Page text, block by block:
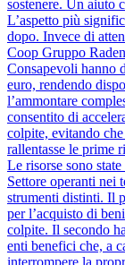
sostenere. Un aiuto
L’aspetto più
dopo. Invece di
Coop Gruppo
Consapevoli hanno
euro, rendendo
l’ammontare
consentito di
colpite, evitando
rallentasse le prime
Le risorse sono
Settore operanti nei
strumenti distinti. Il
per l’acquisto di
colpite. Il secondo
enti benefici che, a